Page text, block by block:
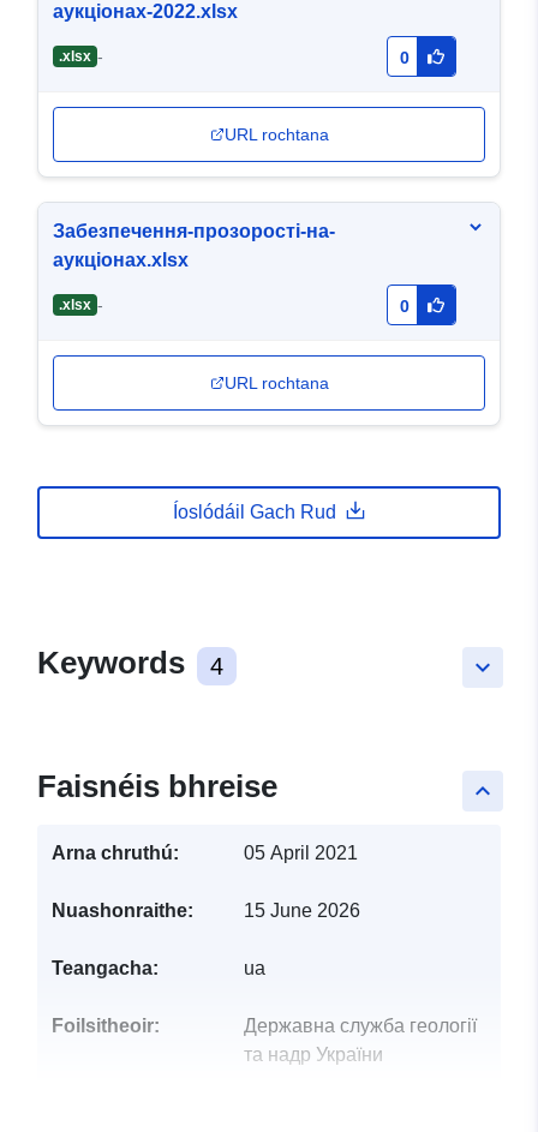
аукціонах-2022.xlsx
.xlsx - 0
URL rochtana
Забезпечення-прозорості-на-
аукціонах.xlsx
.xlsx - 0
URL rochtana
Íoslódáil Gach Rud
keyboard_arrow_down
Keywords 4
keyboard_arrow_up
Faisnéis bhreise
Arna chruthú: 05 April 2021
Nuashonraithe: 15 June 2026
Teangacha: ua
Foilsitheoir:
Державна служба геології
та надр України